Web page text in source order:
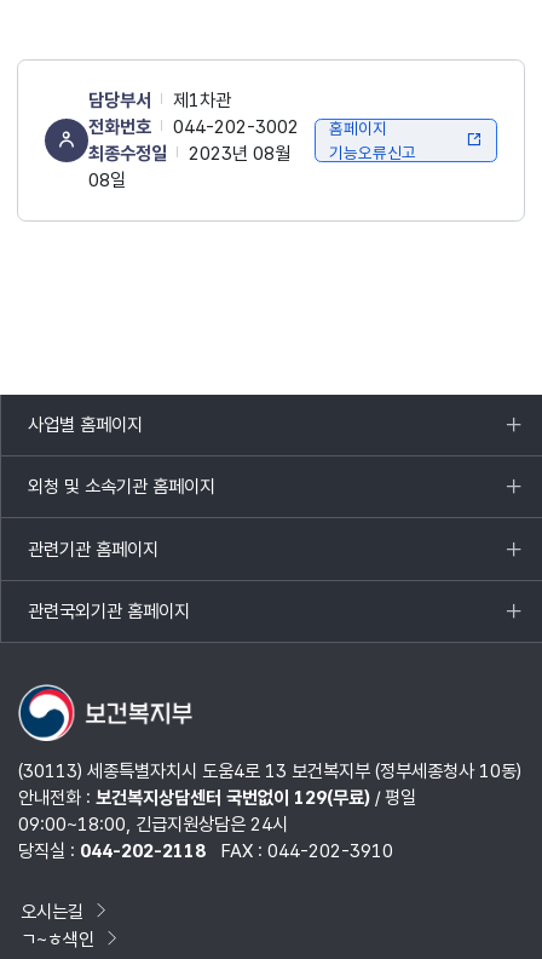
담당부서
제1차관
전화번호
044-202-3002
최종수정일
2023년 08월
08일
홈페이지
기능오류신고
사업별 홈페이지
목록
열기
외청 및 소속기관 홈페이지
목록
열기
관련기관 홈페이지
목록
열기
관련국외기관 홈페이지
목록
열기
(30113) 세종특별자치시 도움4로 13 보건복지부 (정부세종청사 10동)
안내전화 : 보건복지상담센터 국번없이 129(무료)/ 평일
09:00~18:00, 긴급지원상담은 24시
당직실 : 044-202-2118 FAX : 044-202-3910
오시는길
ㄱ~ㅎ색인